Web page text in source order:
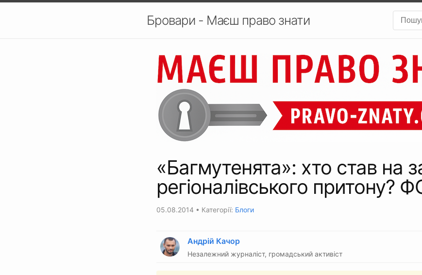
Бровари - Маєш право знати
«Багмутенята»: хто став на
регіоналівського притону?
05.08.2014 • Категорії: Блоги
Андрій Качор
Незалежний журналіст, громадський активіст